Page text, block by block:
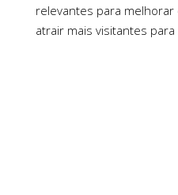
relevantes para melhorar
atrair mais visitantes para